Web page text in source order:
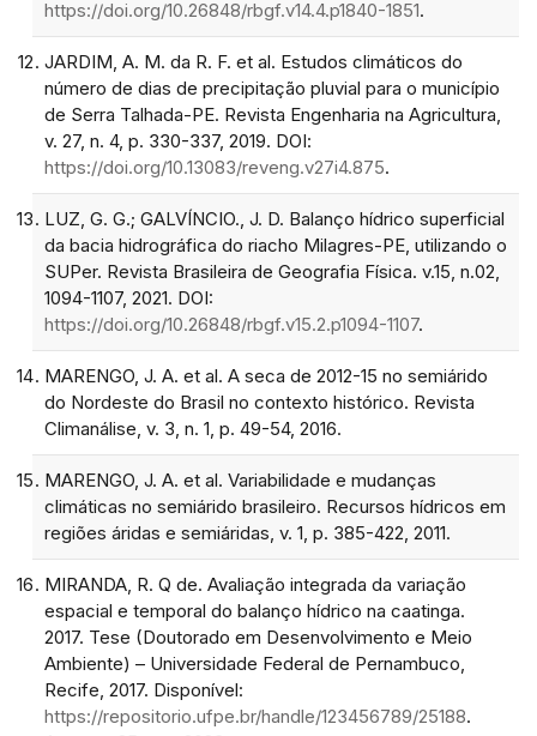
https://doi.org/10.26848/rbgf.v14.4.p1840-1851.
JARDIM, A. M. da R. F. et al. Estudos climáticos do
número de dias de precipitação pluvial para o município
de Serra Talhada-PE. Revista Engenharia na Agricultura,
v. 27, n. 4, p. 330-337, 2019. DOI:
https://doi.org/10.13083/reveng.v27i4.875.
LUZ, G. G.; GALVÍNCIO., J. D. Balanço hídrico superficial
da bacia hidrográfica do riacho Milagres-PE, utilizando o
SUPer. Revista Brasileira de Geografia Física. v.15, n.02,
1094-1107, 2021. DOI:
https://doi.org/10.26848/rbgf.v15.2.p1094-1107.
MARENGO, J. A. et al. A seca de 2012-15 no semiárido
do Nordeste do Brasil no contexto histórico. Revista
Climanálise, v. 3, n. 1, p. 49-54, 2016.
MARENGO, J. A. et al. Variabilidade e mudanças
climáticas no semiárido brasileiro. Recursos hídricos em
regiões áridas e semiáridas, v. 1, p. 385-422, 2011.
MIRANDA, R. Q de. Avaliação integrada da variação
espacial e temporal do balanço hídrico na caatinga.
2017. Tese (Doutorado em Desenvolvimento e Meio
Ambiente) – Universidade Federal de Pernambuco,
Recife, 2017. Disponível:
https://repositorio.ufpe.br/handle/123456789/25188.